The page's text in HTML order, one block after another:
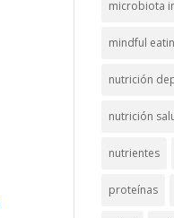
microbiota
mindful
nutrición
nutrición
nutrientes
proteínas